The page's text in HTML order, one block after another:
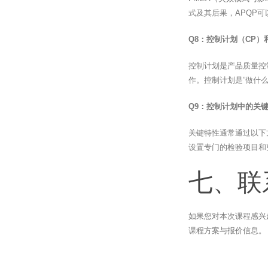
式及其后果，APQP可
Q8：控制计划（CP）
控制计划是产品质量
作。控制计划是”做什
Q9：控制计划中的关
关键特性通常通过以
设置专门的检验项目
七、
如果您对本次课程感
课程方案与报价信息。